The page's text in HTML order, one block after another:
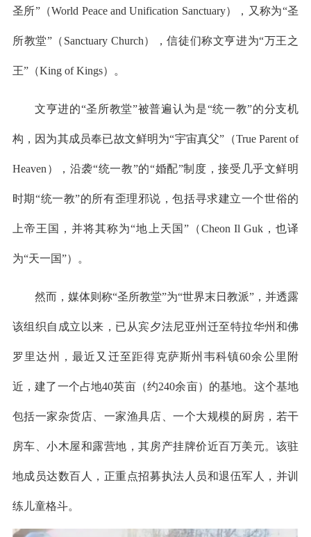
圣所”（World Peace and Unification Sanctuary），又称为“圣
所教堂”（Sanctuary Church），信徒们称文亨进为“万王之
王”（King of Kings）。
文亨进的“圣所教堂”被普遍认为是“统一教”的分支机
构，因为其成员奉已故文鲜明为“宇宙真父”（True Parent of
Heaven），沿袭“统一教”的“婚配”制度，接受几乎文鲜明
时期“统一教”的所有歪理邪说，包括寻求建立一个世俗的
上帝王国，并将其称为“地上天国”（Cheon Il Guk，也译
为“天一国”）。
然而，媒体则称“圣所教堂”为“世界末日教派”，并透露
该组织自成立以来，已从宾夕法尼亚州迁至特拉华州和佛
罗里达州，最近又迁至距得克萨斯州韦科镇60余公里附
近，建了一个占地40英亩（约240余亩）的基地。这个基地
包括一家杂货店、一家渔具店、一个大规模的厨房，若干
房车、小木屋和露营地，其房产挂牌价近百万美元。该驻
地成员达数百人，正重点招募执法人员和退伍军人，并训
练儿童格斗。